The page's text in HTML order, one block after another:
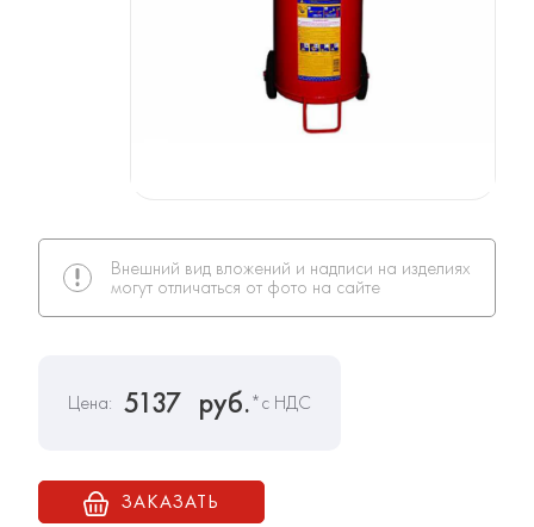
Внешний вид вложений и надписи на изделиях
могут отличаться от фото на сайте
Цена: 5137 руб.*с НДС
ЗАКАЗАТЬ